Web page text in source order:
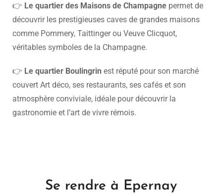
👉 Le quartier des Maisons de Champagne permet de
découvrir les prestigieuses caves de grandes maisons
comme Pommery, Taittinger ou Veuve Clicquot,
véritables symboles de la Champagne.
👉 Le quartier Boulingrin est réputé pour son marché
couvert Art déco, ses restaurants, ses cafés et son
atmosphère conviviale, idéale pour découvrir la
gastronomie et l’art de vivre rémois.
Se rendre à Epernay